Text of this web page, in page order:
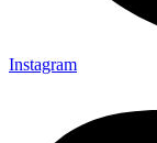
Instagram